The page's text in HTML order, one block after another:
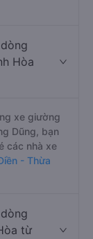
Hòa
xe giường
Dũng, bạn
các nhà xe
- Thừa
từ